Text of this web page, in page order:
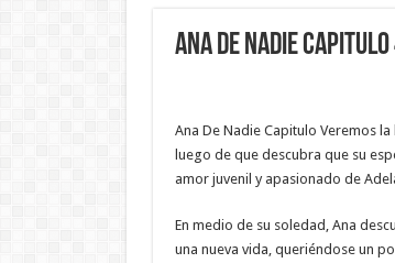
Ana De Nadie Capitulo
Ana De Nadie Capitulo Veremos
luego de que descubra que su
amor juvenil y apasionado de
En medio de su soledad, Ana
una nueva vida, queriéndose un